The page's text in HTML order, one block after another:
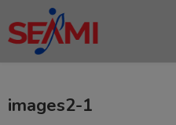
images2-1